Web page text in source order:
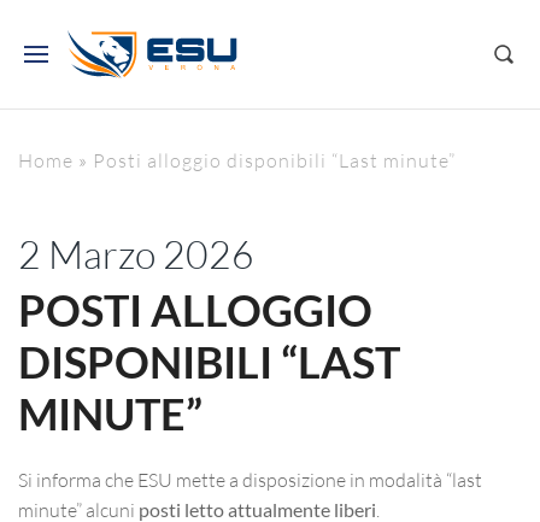
Home » Posti alloggio disponibili “Last minute”
2 Marzo 2026
POSTI ALLOGGIO
DISPONIBILI “LAST
MINUTE”
Si informa che ESU mette a disposizione in modalità “last
minute” alcuni posti letto attualmente liberi